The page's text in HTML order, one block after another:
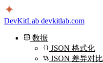
DevKitLab devkitlab.com
数据
JSON 格式化
JSON 差异对比